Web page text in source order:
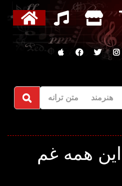
متن ترانه
همه غم